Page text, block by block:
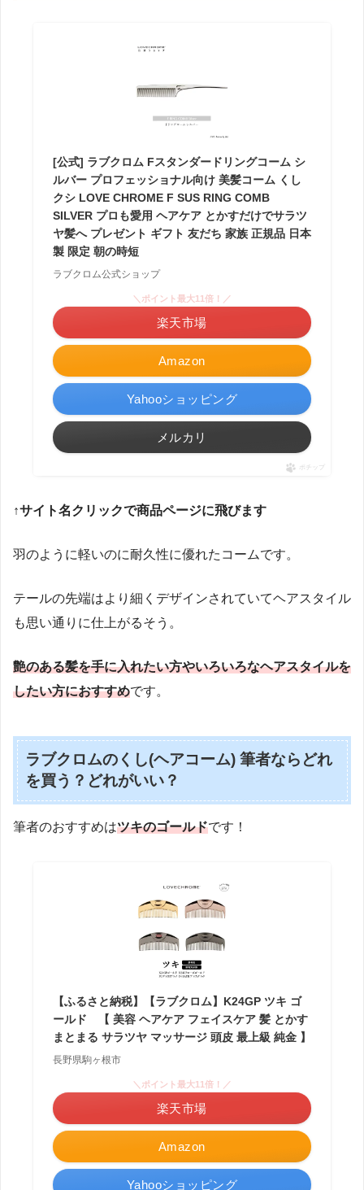
[公式] ラブクロム Fスタンダードリングコーム シ
ルバー プロフェッショナル向け 美髪コーム くし
クシ LOVE CHROME F SUS RING COMB
SILVER プロも愛用 ヘアケア とかすだけでサラツ
ヤ髪へ プレゼント ギフト 友だち 家族 正規品 日本
製 限定 朝の時短
ラブクロム公式ショップ
Amazon
＼ポイント最大11倍！／
楽天市場
Yahooショッピング
メルカリ
ポチップ
↑サイト名クリックで商品ページに飛びます
羽のように軽いのに耐久性に優れたコームです。
テールの先端はより細くデザインされていてヘアスタイル
も思い通りに仕上がるそう。
艶のある髪を手に入れたい方やいろいろなヘアスタイルを
したい方におすすめです。
ラブクロムのくし(ヘアコーム) 筆者ならどれ
を買う？どれがいい？
筆者のおすすめはツキのゴールドです！
【ふるさと納税】【ラブクロム】K24GP ツキ ゴ
ールド 【 美容 ヘアケア フェイスケア 髪 とかす
まとまる サラツヤ マッサージ 頭皮 最上級 純金 】
長野県駒ヶ根市
Amazon
＼ポイント最大11倍！／
楽天市場
Yahooショッピング